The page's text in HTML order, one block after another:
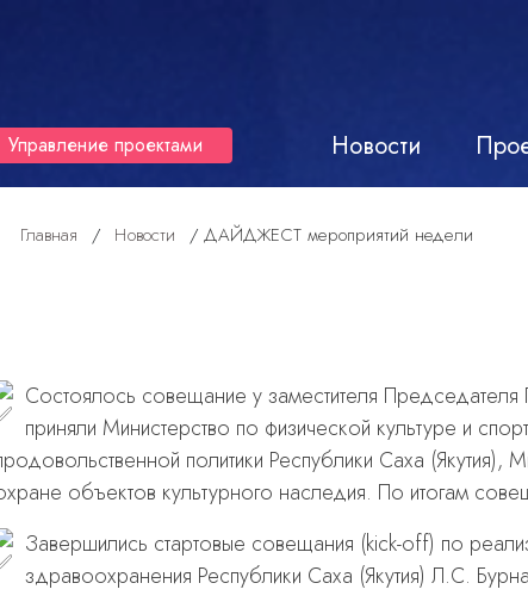
Управление проектами Новости
Главная / Новости / ДАЙДЖЕСТ мероприятий недели
Состоялось совещание у заместителя Председателя
приняли Министерство по физической культуре и
политики Республики Саха (Якутия),
объектов культурного наследия. По итогам
Завершились стартовые совещания (kick-off) по
здравоохранения Республики Саха (Якутия) Л.С.